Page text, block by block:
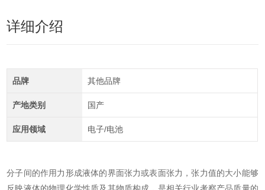
详细介绍
品牌 其他品牌
产地类别 国产
应用领域 电子/电池
分子间的作用力形成液体的界面张力或表面张力，张力值的大小能够